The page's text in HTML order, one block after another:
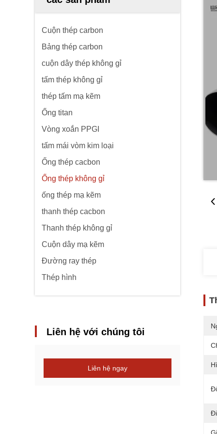
Cuộn thép carbon
Bảng thép carbon
cuộn dây thép không gỉ
tấm thép không gỉ
thép tấm mạ kẽm
Ống titan
Vòng xoắn PPGI
tấm mái vòm kim loại
Ống thép cacbon
Ống thép không gỉ
ống thép mạ kẽm
thanh thép cacbon
Thanh thép không gỉ
Cuộn dây mạ kẽm
Đường ray thép
Thép hình
Liên hệ với chúng tôi
Liên hệ ngay